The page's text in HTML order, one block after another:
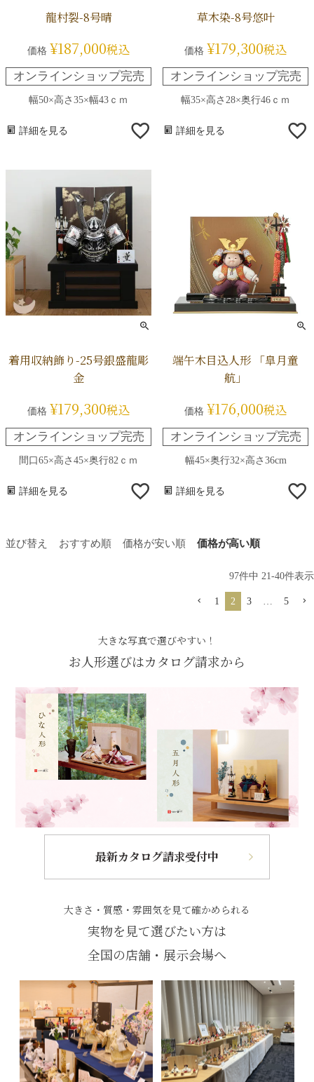
龍村裂-8号晴
価格 ¥187,000税込
オンラインショップ完売
幅50×高さ35×幅43ｃｍ
詳細を見る
草木染-8号悠叶
価格 ¥179,300税込
オンラインショップ完売
幅35×高さ28×奥行46ｃｍ
詳細を見る
着用収納飾り-25号銀盛龍彫
金
価格 ¥179,300税込
オンラインショップ完売
間口65×高さ45×奥行82ｃｍ
詳細を見る
端午木目込人形 「皐月童
航」
価格 ¥176,000税込
オンラインショップ完売
幅45×奥行32×高さ36cm
詳細を見る
並び替え おすすめ順 価格が安い順 価格が高い順
97件中 21-40件表示
1 2 3 … 5
大きな写真で選びやすい！
お人形選びはカタログ請求から
最新カタログ請求受付中
大きさ・質感・雰囲気を見て確かめられる
実物を見て選びたい方は
全国の店舗・展示会場へ